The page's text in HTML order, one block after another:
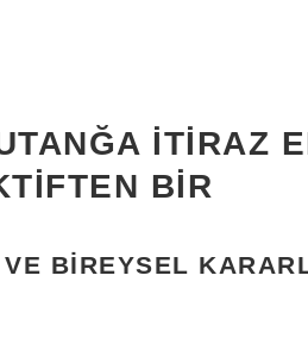
İTIRAZ
BIR
BIREYSEL